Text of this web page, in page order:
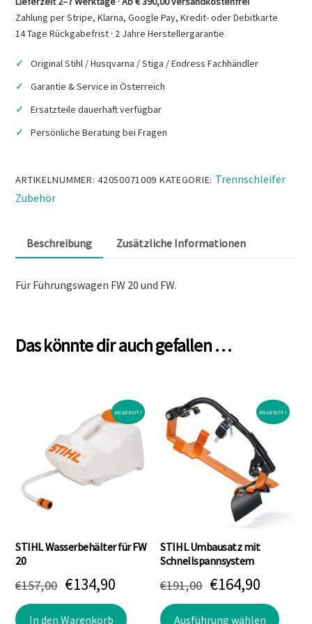
Zahlung per Stripe, Klarna, Google Pay, Kredit- oder Debitkarte
14 Tage Rückgabefrist · 2 Jahre Herstellergarantie
Original Stihl / Husqvarna / Stiga / Endress Fachhändler
Garantie & Service in Österreich
Ersatzteile dauerhaft verfügbar
Persönliche Beratung bei Fragen
ARTIKELNUMMER:42050071009 KATEGORIE: Trennschleifer
Zubehör
Beschreibung Zusätzliche Informationen
Für Führungswagen FW 20 und FW.
Das könnte dir auch gefallen …
ANGEBOT!
STIHL Wasserbehälter für FW
20
€157,00 Ursprünglicher
Preis
€134,90Aktueller
Preis
In den Warenkorb
ANGEBOT!
STIHL Umbausatz mit
Schnellspannsystem
€191,00 Ursprünglicher
Preis
€164,90
Preis
Ausführung wählen
Dieses